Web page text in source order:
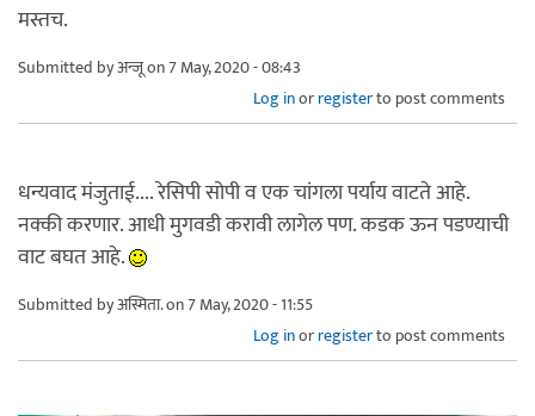
मस्तच.
Submitted byअन्जूon 7 May, 2020 - 08:43
Log inorregisterto post comments
धन्यवाद मंजुताई.... रेसिपी सोपी व एक चांगला पर्याय वाटते आहे.
नक्की करणार. आधी मुगवडी करावी लागेल पण. कडक ऊन पडण्याची
वाट बघत आहे.
Submitted byअस्मिता.on 7 May, 2020 - 11:55
Log inorregisterto post comments